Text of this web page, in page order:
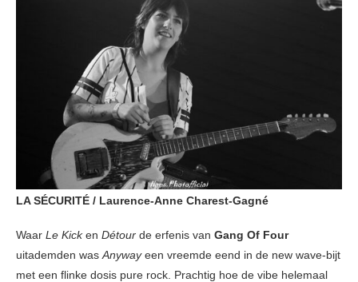
LA SÉCURITÉ / Laurence-Anne Charest-Gagné
Waar Le Kicken Détour de erfenis van Gang Of Four
uitademden was Anywayeen vreemde eend in de new wave-bijt
met een flinke dosis pure rock. Prachtig hoe de vibe helemaal